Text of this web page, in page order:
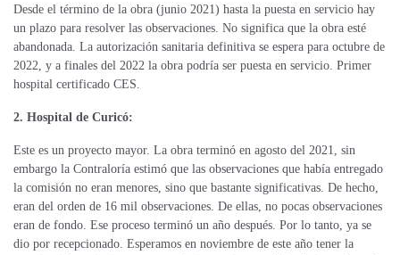
Desde el término de la obra (junio 2021) hasta la puesta en servicio hay
un plazo para resolver las observaciones. No significa que la obra esté
abandonada. La autorización sanitaria definitiva se espera para octubre de
2022, y a finales del 2022 la obra podría ser puesta en servicio. Primer
hospital certificado CES.
2. Hospital de Curicó:
Este es un proyecto mayor. La obra terminó en agosto del 2021, sin
embargo la Contraloría estimó que las observaciones que había entregado
la comisión no eran menores, sino que bastante significativas. De hecho,
eran del orden de 16 mil observaciones. De ellas, no pocas observaciones
eran de fondo. Ese proceso terminó un año después. Por lo tanto, ya se
dio por recepcionado. Esperamos en noviembre de este año tener la